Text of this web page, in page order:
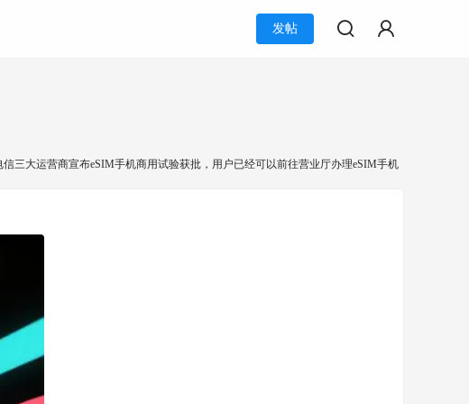
发帖
三大运营商宣布eSIM手机商用试验获批，用户已经可以前往营业厅办理eSIM手机